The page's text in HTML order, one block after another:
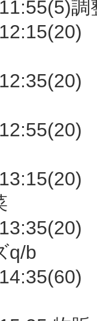
調
q/b